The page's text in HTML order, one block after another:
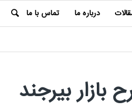
درباره ما تماس با ما
بازار بیرجند